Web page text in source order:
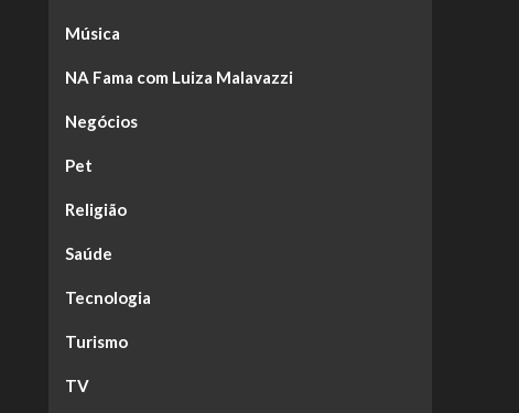
Música
NA Fama com Luiza Malavazzi
Negócios
Pet
Religião
Saúde
Tecnologia
Turismo
TV